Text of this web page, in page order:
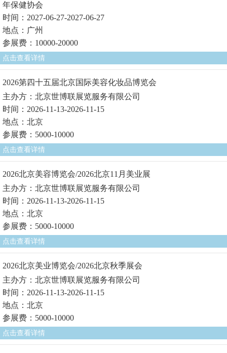
年保健协会
时间：2027-06-27-2027-06-27
地点：广州
参展费：10000-20000
点击查看详情
2026第四十五届北京国际美容化妆品博览会
主办方：北京世博联展览服务有限公司
时间：2026-11-13-2026-11-15
地点：北京
参展费：5000-10000
点击查看详情
2026北京美容博览会/2026北京11月美业展
主办方：北京世博联展览服务有限公司
时间：2026-11-13-2026-11-15
地点：北京
参展费：5000-10000
点击查看详情
2026北京美业博览会/2026北京秋季展会
主办方：北京世博联展览服务有限公司
时间：2026-11-13-2026-11-15
地点：北京
参展费：5000-10000
点击查看详情